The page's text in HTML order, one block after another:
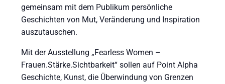
gemeinsam mit dem Publikum persönliche
Geschichten von Mut, Veränderung und Inspiration
auszutauschen.
Mit der Ausstellung „Fearless Women –
Frauen.Stärke.Sichtbarkeit“ sollen auf Point Alpha
Geschichte, Kunst, die Überwindung von Grenzen